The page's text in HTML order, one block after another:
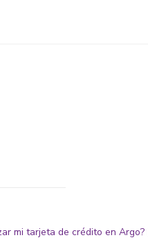
mi tarjeta de crédito en Argo?